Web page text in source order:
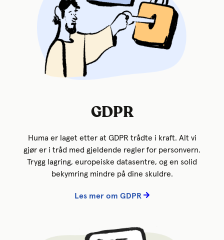
GDPR
Huma er laget etter at GDPR trådte i kraft. Alt vi
gjør er i tråd med gjeldende regler for personvern.
Trygg lagring, europeiske datasentre, og en solid
bekymring mindre på dine skuldre.
Les mer om GDPR